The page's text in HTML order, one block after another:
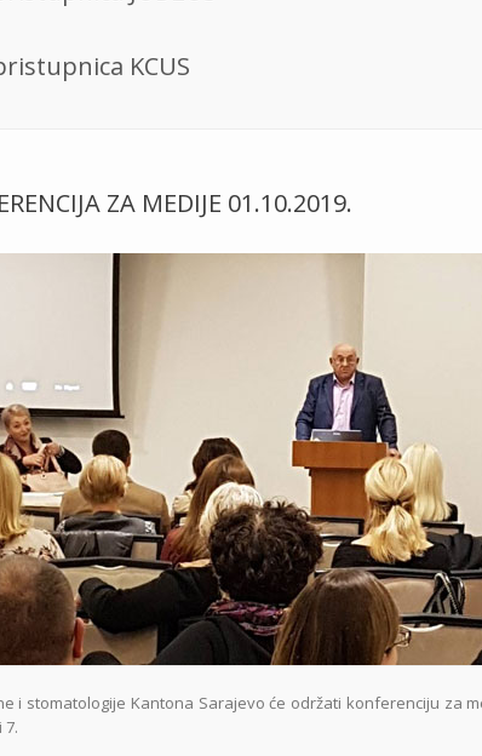
KCUS
ZA MEDIJE 01.10.2019.
i stomatologije Kantona Sarajevo će održati konferenciju za
7.